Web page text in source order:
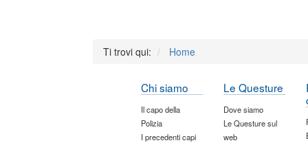
Ti trovi qui: Home
Chi siamo
Il capo della
Polizia
I precedenti capi
Le Questure
Dove siamo
Le Questure sul
web